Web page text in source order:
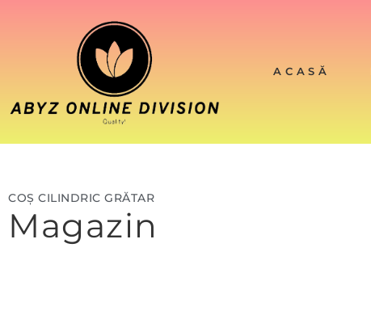
ACASĂ
COȘ CILINDRIC GRĂTAR
Magazin